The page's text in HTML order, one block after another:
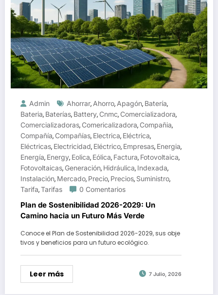
Admin Ahorrar, Ahorro, Apagón, Batería,
Bateria, Baterías, Battery, Cnmc, Comercializadora,
Comercializadoras, Comericalizadora, Compañia,
Compañía, Compañías, Electrica, Eléctrica,
Eléctricas, Electricidad, Eléctrico, Empresas, Energia,
Energía, Energy, Eolica, Eólica, Factura, Fotovoltaica,
Fotovoltaicas, Generación, Hidráulica, Indexada,
Instalación, Mercado, Precio, Precios, Suministro,
Tarifa,Tarifas 0 Comentarios
Plan de Sostenibilidad 2026-2029: Un
Camino hacia un Futuro Más Verde
Conoce el Plan de Sostenibilidad 2026-2029, sus obje
tivos y beneficios para un futuro ecológico.
Leer más 7 Julio, 2026